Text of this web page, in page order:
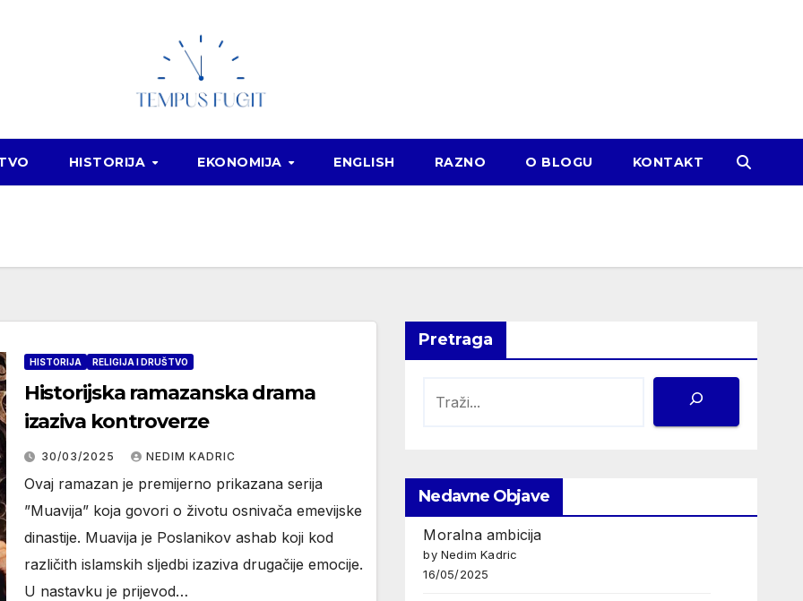
HISTORIJA EKONOMIJA ENGLISH RAZNO O BLOGU KONTAKT
HISTORIJA RELIGIJA I DRUŠTVO
Historijska ramazanska drama
izaziva kontroverze
30/03/2025 NEDIM KADRIC
Ovaj ramazan je premijerno prikazana serija
”Muavija” koja govori o životu osnivača emevijske
dinastije. Muavija je Poslanikov ashab koji kod
različith islamskih sljedbi izaziva drugačije emocije.
U nastavku je prijevod…
Pretraga
Nedavne Objave
Moralna ambicija
by Nedim Kadric
16/05/2025